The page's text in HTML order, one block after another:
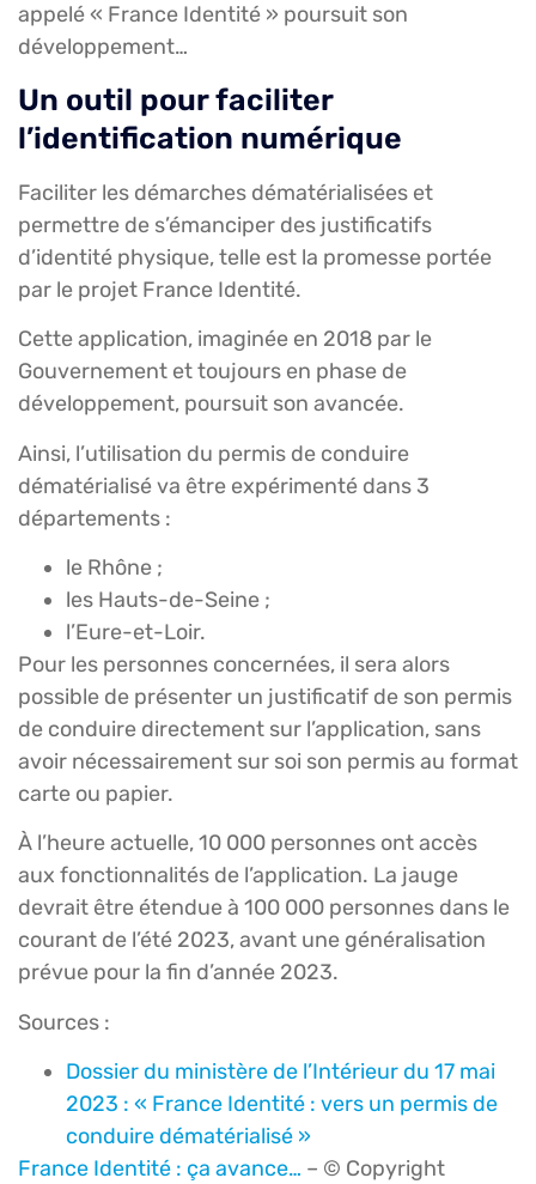
appelé « France Identité » poursuit son
développement…
Un outil pour faciliter
l’identification numérique
Faciliter les démarches dématérialisées et
permettre de s’émanciper des justificatifs
d’identité physique, telle est la promesse portée
par le projet France Identité.
Cette application, imaginée en 2018 par le
Gouvernement et toujours en phase de
développement, poursuit son avancée.
Ainsi, l’utilisation du permis de conduire
dématérialisé va être expérimenté dans 3
départements :
le Rhône ;
les Hauts-de-Seine ;
l’Eure-et-Loir.
Pour les personnes concernées, il sera alors
possible de présenter un justificatif de son permis
de conduire directement sur l’application, sans
avoir nécessairement sur soi son permis au format
carte ou papier.
À l’heure actuelle, 10 000 personnes ont accès
aux fonctionnalités de l’application. La jauge
devrait être étendue à 100 000 personnes dans le
courant de l’été 2023, avant une généralisation
prévue pour la fin d’année 2023.
Sources :
Dossier du ministère de l’Intérieur du 17 mai
2023 : « France Identité : vers un permis de
conduire dématérialisé »
France Identité : ça avance… – © Copyright